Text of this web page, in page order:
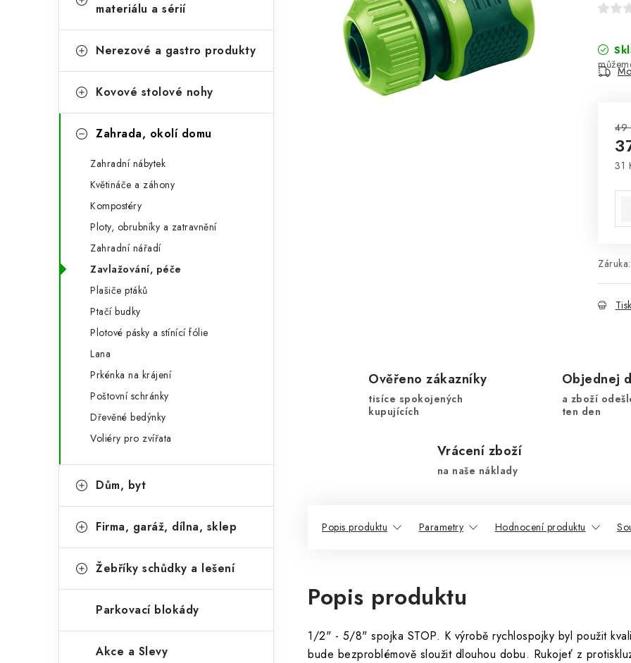
t
a
e
g
r
materiálu a sérií
Nerezové a gastro produkty
Kovové stolové nohy
Zahrada, okolí domu
Zahradní nábytek
Květináče a záhony
Kompostéry
Ploty, obrubníky a zatravnění
Zahradní nářadí
Zavlažování, péče
Plašiče ptáků
Ptačí budky
Plotové pásky a stínící fólie
Lana
Prkénka na krájení
Poštovní schránky
Dřevěné bedýnky
Voliéry pro zvířata
Dům, byt
Firma, garáž, dílna, sklep
Žebříky schůdky a lešení
Parkovací blokády
Akce a Slevy
49
31
Záruka:
Tisk
Ověřeno zákazníky
tisíce spokojených
kupujících
Objednej
a zboží
ten den
Vrácení zboží
na naše náklady
Popis produktu Parametry Hodnocení produktu
Popis produktu
1/2" - 5/8" spojka STOP. K výrobě rychlospojky byl použit
bude bezproblémově sloužit dlouhou dobu. Rukojeť z